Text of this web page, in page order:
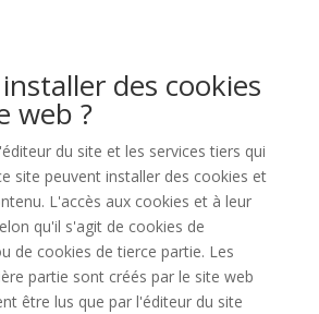
des cookies
web ?
du site et les services tiers qui
site peuvent installer des cookies et
L'accès aux cookies et à leur
qu'il s'agit de cookies de
de cookies de tierce partie. Les
partie sont créés par le site web
être lus que par l'éditeur du site